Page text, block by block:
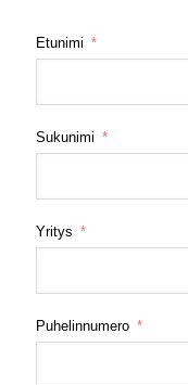
Etunimi
Sukunimi
Yritys
Puhelinnumero